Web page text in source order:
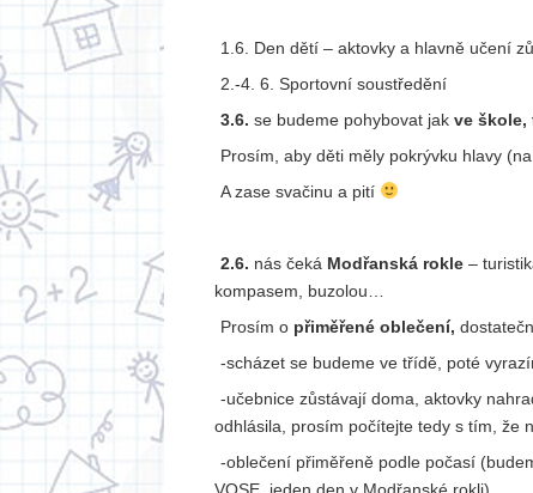
1.6. Den dětí – aktovky a hlavně učení
2.-4. 6. Sportovní soustředění
3.6. se budeme pohybovat jak ve škole,
Prosím, aby děti měly pokrývku hlavy
A zase svačinu a pití
2.6. nás čeká Modřanská rokle –
kompasem, buzolou…
Prosím o přiměřené oblečení,
-scházet se budeme ve třídě, poté
-učebnice zůstávají doma, aktovky
odhlásila, prosím počítejte tedy s tím, že
-oblečení přiměřeně podle počasí
VOSE, jeden den v Modřanské rokli)